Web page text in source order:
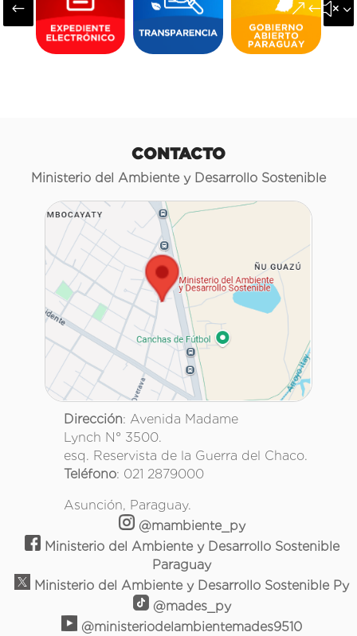
#
CONTACTO
Ministerio del Ambiente y Desarrollo Sostenible
Dirección: Avenida Madame
Lynch N° 3500.
esq. Reservista de la Guerra del Chaco.
Teléfono: 021 2879000
Asunción, Paraguay.
@mambiente_py
Ministerio del Ambiente y Desarrollo Sostenible
Paraguay
Ministerio del Ambiente y Desarrollo Sostenible Py
@mades_py
@ministeriodelambientemades9510